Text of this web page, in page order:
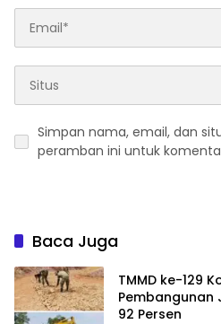
Simpan nama, email, dan
peramban ini untuk
Baca Juga
TMMD ke-129
Pembangunan
92 Persen